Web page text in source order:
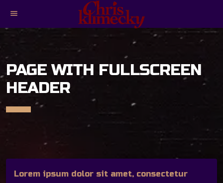
menu
PAGE WITH FULLSCREEN
HEADER
Lorem ipsum dolor sit amet, consectetur